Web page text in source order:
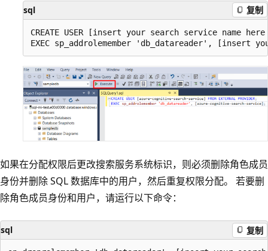
sql 复制
CREATE USER [insert your search service name here
如果在分配权限后更改搜索服务系统标识，则必须删除角色成员
身份并删除 SQL 数据库中的用户，然后重复权限分配。 若要删
除角色成员身份和用户，请运行以下命令：
sql 复制